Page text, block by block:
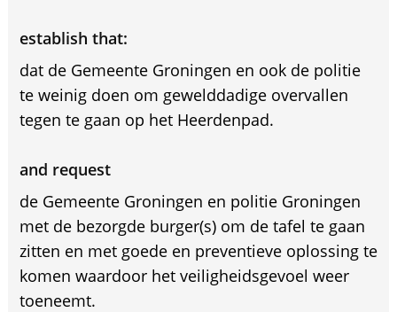
establish that:
dat de Gemeente Groningen en ook de politie
te weinig doen om gewelddadige overvallen
tegen te gaan op het Heerdenpad.
and request
de Gemeente Groningen en politie Groningen
met de bezorgde burger(s) om de tafel te gaan
zitten en met goede en preventieve oplossing te
komen waardoor het veiligheidsgevoel weer
toeneemt.